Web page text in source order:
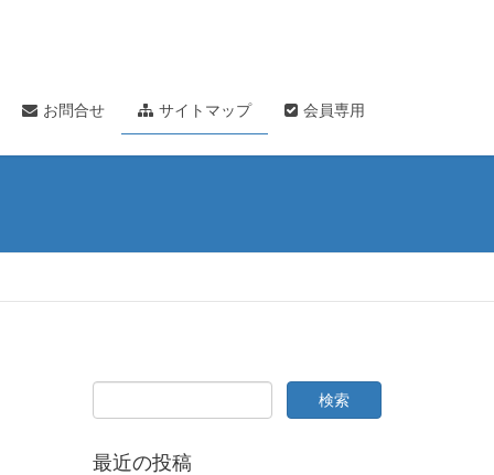
お問合せ サイトマップ 会員専用
最近の投稿